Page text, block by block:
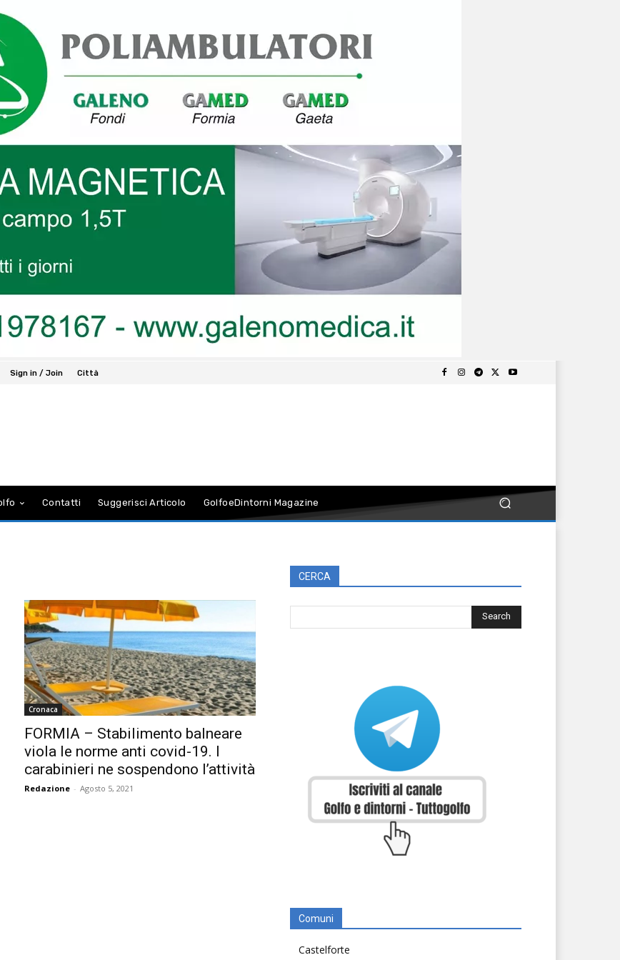
Sign in / Join Città
Contatti Suggerisci Articolo GolfoeDintorni Magazine
Cronaca
FORMIA – Stabilimento balneare
viola le norme anti covid-19. I
carabinieri ne sospendono l’attività
Redazione - Agosto 5, 2021
CERCA
Comuni
Castelforte